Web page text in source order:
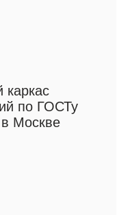
по ГОСТу
Москве